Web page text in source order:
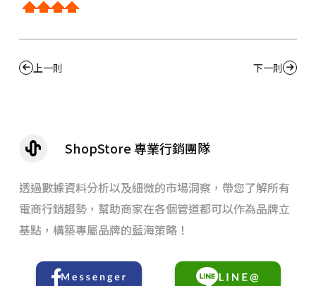
上一則 下一則
ShopStore 專業行銷團隊
透過數據資料分析以及細微的市場洞察，帶您了解所有
電商行銷趨勢，幫助商家在各個管道都可以作為品牌立
基點，構築專屬品牌的藍海策略！